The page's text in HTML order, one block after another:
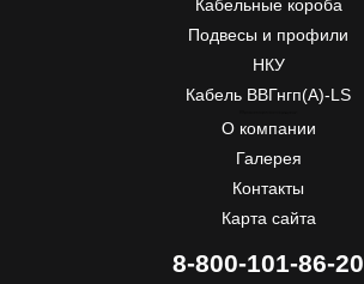
Кабельные короба
Подвесы и профили
НКУ
Кабель ВВГнгп(A)-LS
О компании
Галерея
Контакты
Карта сайта
8-800-101-86-20